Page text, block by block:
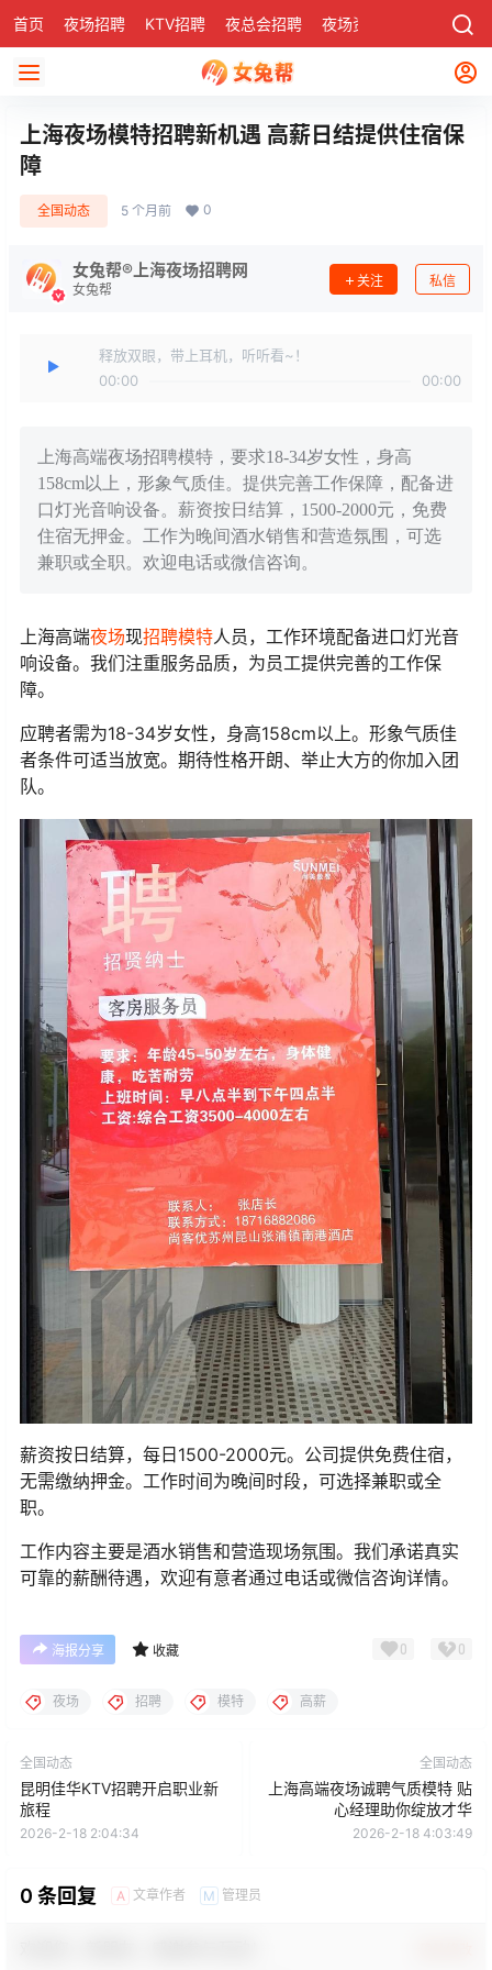
首页 夜场招聘 KTV招聘 夜总会招聘 夜场资讯 社区
上海夜场模特招聘新机遇 高薪日结提供住宿保
障
全国动态 5 个月前 0
女兔帮®上海夜场招聘网
女兔帮
关注 私信
释放双眼，带上耳机，听听看~！
00:00
00:00
上海高端夜场招聘模特，要求18-34岁女性，身高
158cm以上，形象气质佳。提供完善工作保障，配备进
口灯光音响设备。薪资按日结算，1500-2000元，免费
住宿无押金。工作为晚间酒水销售和营造氛围，可选
兼职或全职。欢迎电话或微信咨询。
上海高端夜场现招聘模特人员，工作环境配备进口灯光音
响设备。我们注重服务品质，为员工提供完善的工作保
障。
应聘者需为18-34岁女性，身高158cm以上。形象气质佳
者条件可适当放宽。期待性格开朗、举止大方的你加入团
队。
薪资按日结算，每日1500-2000元。公司提供免费住宿，
无需缴纳押金。工作时间为晚间时段，可选择兼职或全
职。
工作内容主要是酒水销售和营造现场氛围。我们承诺真实
可靠的薪酬待遇，欢迎有意者通过电话或微信咨询详情。
海报分享 收藏 0 0
夜场 招聘 模特 高薪
全国动态
昆明佳华KTV招聘开启职业新
旅程
2026-2-18 2:04:34
全国动态
上海高端夜场诚聘气质模特 贴
心经理助你绽放才华
2026-2-18 4:03:49
0 条回复 A 文章作者 M 管理员